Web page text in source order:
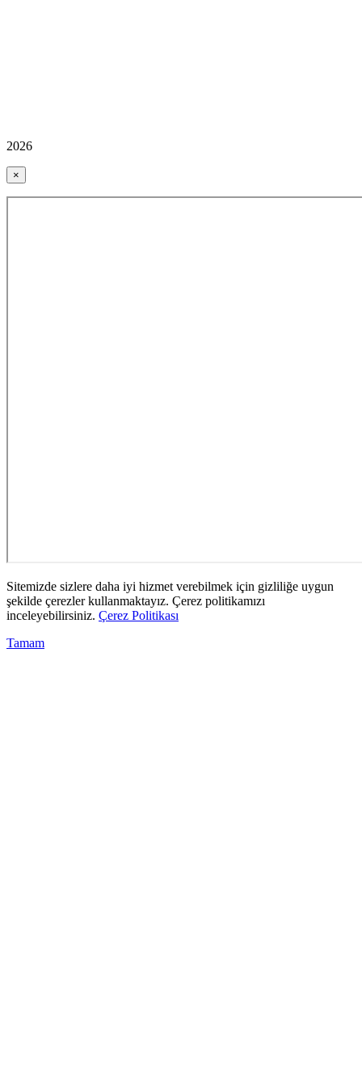
2026
×
Sitemizde sizlere daha iyi hizmet verebilmek için gizliliğe uygun
şekilde çerezler kullanmaktayız. Çerez politikamızı
inceleyebilirsiniz. Çerez Politikası
Tamam